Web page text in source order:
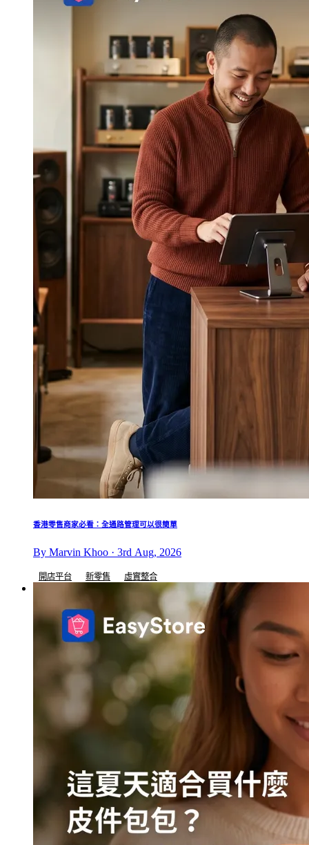
香港零售商家必看：全通路管理可以很簡單
By Marvin Khoo · 3rd Aug, 2026
開店平台 新零售 虛實整合